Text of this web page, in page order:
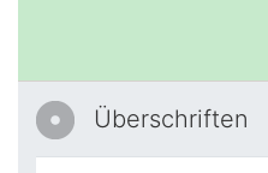
Überschriften